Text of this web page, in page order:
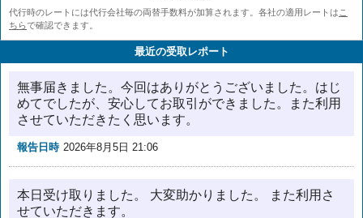
代行時のレートには代行会社毎の両替手数料が加算されます。各社の適用レートはこ
ちらで確認できます。
最近の受取レポート
無事届きました。今回はありがとうございました。はじ
めてでしたが、安心してお取引ができました。また利用
させていただきたく思います。
報告日時 2026年8月5日 21:06
本日受け取りました。 大変助かりました。 また利用さ
せていただきます。